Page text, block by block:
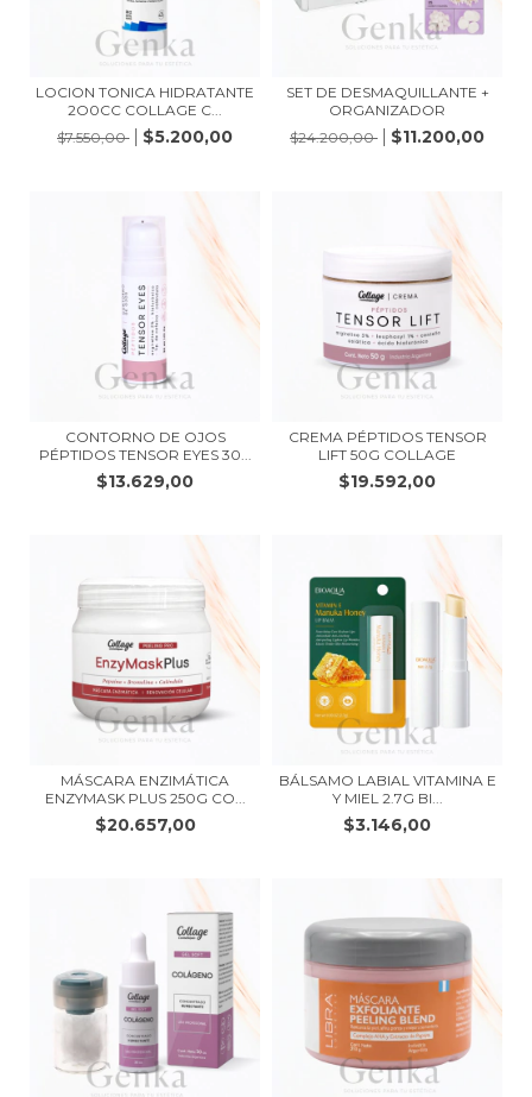
LOCION TONICA HIDRATANTE
2O0CC COLLAGE C...
$7.550,00
$5.200,00
SET DE DESMAQUILLANTE +
ORGANIZADOR
$24.200,00
$11.200,00
CONTORNO DE OJOS
PÉPTIDOS TENSOR EYES 30...
$13.629,00
CREMA PÉPTIDOS TENSOR
LIFT 50G COLLAGE
$19.592,00
MÁSCARA ENZIMÁTICA
ENZYMASK PLUS 250G CO...
$20.657,00
BÁLSAMO LABIAL VITAMINA E
Y MIEL 2.7G BI...
$3.146,00